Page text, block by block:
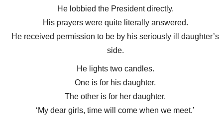
He lobbied the President directly.
His prayers were quite literally answered.
He received permission to be by his seriously ill daughter’s
side.
He lights two candles.
One is for his daughter.
The other is for her daughter.
‘My dear girls, time will come when we meet.’